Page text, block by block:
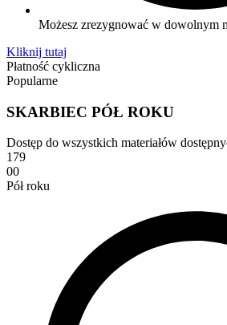
Możesz zrezygnować w dowolnym
Kliknij tutaj
Płatność cykliczna
Popularne
SKARBIEC PÓŁ ROKU
Dostęp do wszystkich materiałów
179
00
Pół roku